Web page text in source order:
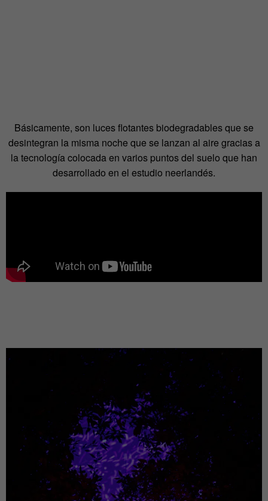
Básicamente, son luces flotantes biodegradables que se
desintegran la misma noche que se lanzan al aire gracias a
la tecnología colocada en varios puntos del suelo que han
desarrollado en el estudio neerlandés.